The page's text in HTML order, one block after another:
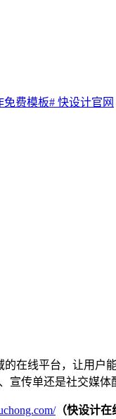
免费模板# 快设计官网
的在线平台，让用户
宣传单还是社交媒体
（快设计在